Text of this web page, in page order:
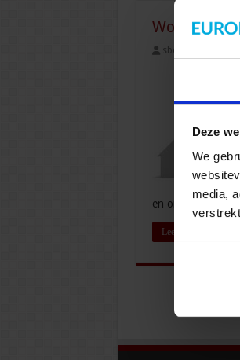
Deze
We
media,
Woning
sbo
en ondermijnende
Lees verder »